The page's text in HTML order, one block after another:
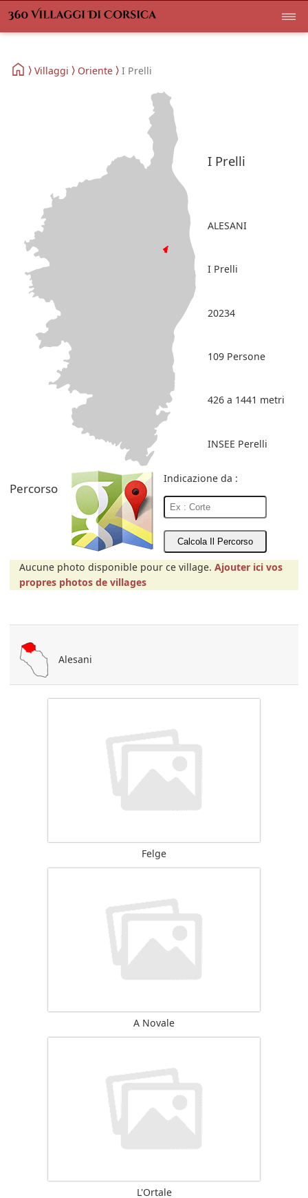
Villaggi Oriente I Prelli
I Prelli
ALESANI
I Prelli
20234
109 Persone
426 a 1441 metri
INSEE Perelli
Percorso
Indicazione da :
Aucune photo disponible pour ce village.Ajouter ici vos
propres photos de villages
Alesani
Felge
A Novale
L'Ortale